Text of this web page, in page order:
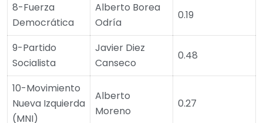
8-Fuerza
Democrática
Alberto Borea
Odría
0.19
9-Partido
Socialista
Javier Diez
Canseco
0.48
10-Movimiento
Nueva Izquierda
(MNI)
Alberto
Moreno
0.27